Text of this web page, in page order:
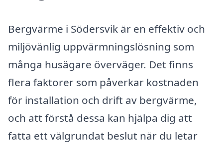
Bergvärme i Södersvik är en effektiv och
miljövänlig uppvärmningslösning som
många husägare överväger. Det finns
flera faktorer som påverkar kostnaden
för installation och drift av bergvärme,
och att förstå dessa kan hjälpa dig att
fatta ett välgrundat beslut när du letar